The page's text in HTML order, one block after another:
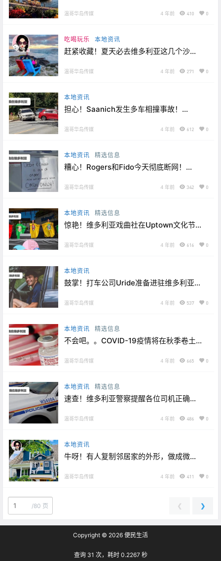
佳小城市”！！
温哥华岛传媒 4 年前 410 0
吃喝玩乐 本地资讯
赶紧收藏！夏天必去维多利亚这几个沙
定缩短营业时间！
温哥华岛传媒 4 年前 271 0
本地资讯
担心！Saanich发生多车相撞事故！
将封闭至九月中旬
温哥华岛传媒 4 年前 612 0
本地资讯 精选信息
糟心！Rogers和Fido今天彻底断网！
COVID-19加强针！
温哥华岛传媒 4 年前 342 0
本地资讯 精选信息
惊艳！维多利亚戏曲社在Uptown文化节
大奖！
温哥华岛传媒 4 年前 616 0
本地资讯
鼓掌！打车公司Uride准备进驻维多利亚！
公用电话！
温哥华岛传媒 4 年前 537 0
本地资讯 精选信息
不会吧。。COVID-19疫情将在秋季卷土
显著影响！
温哥华岛传媒 4 年前 665 0
本地资讯 精选信息
速查！维多利亚警察提醒各位司机正确展
仍有四幅无人认领！
温哥华岛传媒 4 年前 486 0
本地资讯
牛呀！有人复制邻居家的外形，做成微型
啦！
温哥华岛传媒 4 年前 411 0
/80 页 ❮ ❯
Copyright © 2026 便民生活
查询 31 次，耗时 0.2267 秒